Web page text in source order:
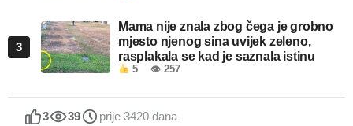
3
Mama nije znala zbog čega je grobno
mjesto njenog sina uvijek zeleno,
rasplakala se kad je saznala istinu
5 👁 257
3 39 prije 3420 dana